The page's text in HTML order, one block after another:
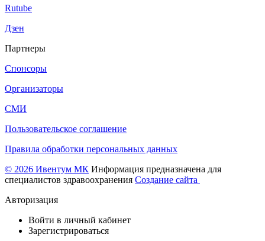
Rutube
Дзен
Партнеры
Спонсоры
Организаторы
СМИ
Пользовательское соглашение
Правила обработки персональных данных
© 2026 Ивентум МК Информация предназначена для
специалистов здравоохранения Создание сайта
Авторизация
Войти в личный кабинет
Зарегистрироваться